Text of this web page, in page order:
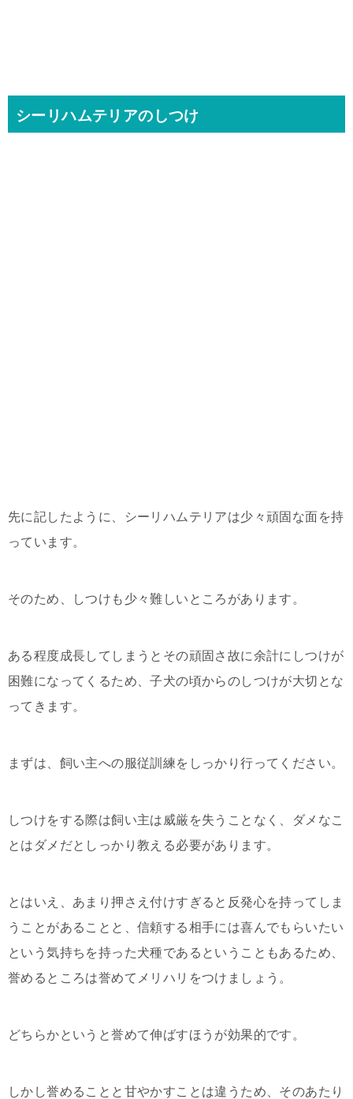
シーリハムテリアのしつけ
先に記したように、シーリハムテリアは少々頑固な面を持
っています。
そのため、しつけも少々難しいところがあります。
ある程度成長してしまうとその頑固さ故に余計にしつけが
困難になってくるため、子犬の頃からのしつけが大切とな
ってきます。
まずは、飼い主への服従訓練をしっかり行ってください。
しつけをする際は飼い主は威厳を失うことなく、ダメなこ
とはダメだとしっかり教える必要があります。
とはいえ、あまり押さえ付けすぎると反発心を持ってしま
うことがあることと、信頼する相手には喜んでもらいたい
という気持ちを持った犬種であるということもあるため、
誉めるところは誉めてメリハリをつけましょう。
どちらかというと誉めて伸ばすほうが効果的です。
しかし誉めることと甘やかすことは違うため、そのあたり